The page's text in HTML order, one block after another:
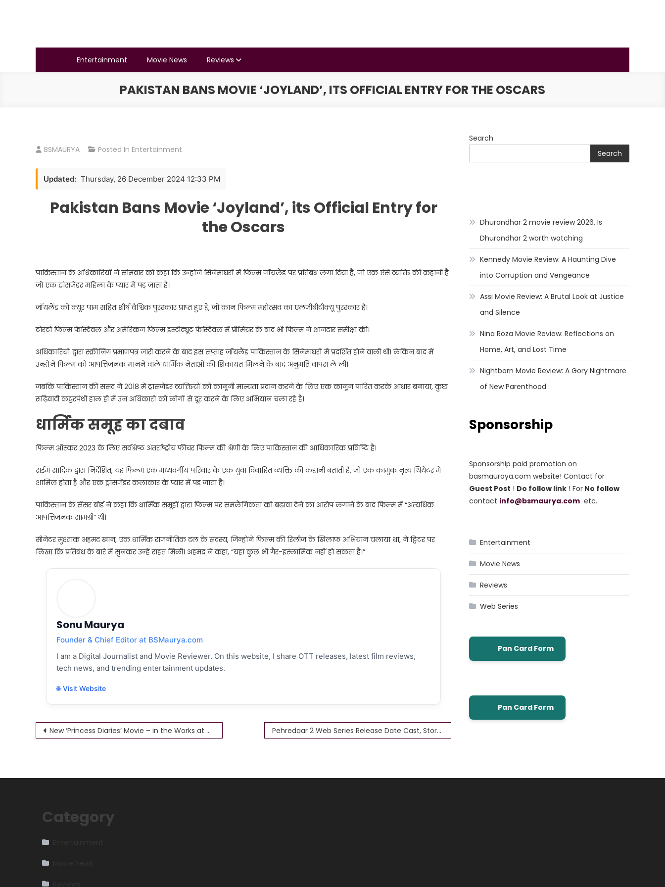
BSMAURYA
Entertainment
Movie News Reviews
PAKISTAN BANS MOVIE ‘JOYLAND’, ITS OFFICIAL ENTRY FOR THE OSCARS
BSMAURYA Posted In Entertainment
Updated: Thursday, 26 December 2024 12:33 PM
Pakistan Bans Movie ‘Joyland’, its Official Entry for
the Oscars
पाकिस्तान के अधिकारियों ने सोमवार को कहा कि उन्होंने सिनेमाघरों में फिल्म जॉयलैंड पर प्रतिबंध लगा दिया है, जो एक ऐसे व्यक्ति की कहानी है
जो एक ट्रांसजेंडर महिला के प्यार में पड़ जाता है।
जॉयलैंड को क्यूर पाम सहित शीर्ष वैश्विक पुरस्कार प्राप्त हुए हैं, जो कान फिल्म महोत्सव का एलजीबीटीक्यू पुरस्कार है।
टोरंटो फिल्म फेस्टिवल और अमेरिकन फिल्म इंस्टीट्यूट फेस्टिवल में प्रीमियर के बाद भी फिल्म ने शानदार समीक्षा की।
अधिकारियों द्वारा स्क्रीनिंग प्रमाणपत्र जारी करने के बाद इस सप्ताह जॉयलैंड पाकिस्तान के सिनेमाघरों में प्रदर्शित होने वाली थी। लेकिन बाद में
उन्होंने फिल्म को आपत्तिजनक मानने वाले धार्मिक नेताओं की शिकायत मिलने के बाद अनुमति वापस ले ली।
जबकि पाकिस्तान की संसद ने 2018 में ट्रांसजेंडर व्यक्तियों को कानूनी मान्यता प्रदान करने के लिए एक कानून पारित करके आधार बनाया, कुछ
रूढ़िवादी कट्टरपंथी हाल ही में उन अधिकारों को लोगों से दूर करने के लिए अभियान चला रहे हैं।
धार्मिक समूह का दबाव
फिल्म ऑस्कर 2023 के लिए सर्वश्रेष्ठ अंतर्राष्ट्रीय फीचर फिल्म की श्रेणी के लिए पाकिस्तान की आधिकारिक प्रविष्टि है।
सईम सादिक द्वारा निर्देशित, यह फिल्म एक मध्यवर्गीय परिवार के एक युवा विवाहित व्यक्ति की कहानी बताती है, जो एक कामुक नृत्य थियेटर में
शामिल होता है और एक ट्रांसजेंडर कलाकार के प्यार में पड़ जाता है।
पाकिस्तान के सेंसर बोर्ड ने कहा कि धार्मिक समूहों द्वारा फिल्म पर समलैंगिकता को बढ़ावा देने का आरोप लगाने के बाद फिल्म में “अत्यधिक
आपत्तिजनक सामग्री” थी।
सीनेटर मुश्ताक अहमद खान, एक धार्मिक राजनीतिक दल के सदस्य, जिन्होंने फिल्म की रिलीज के खिलाफ अभियान चलाया था, ने ट्विटर पर
लिखा कि प्रतिबंध के बारे में सुनकर उन्हें राहत मिली। अहमद ने कहा, “यहां कुछ भी गैर-इस्लामिक नहीं हो सकता है।”
Sonu Maurya
Founder & Chief Editor at BSMaurya.com
I am a Digital Journalist and Movie Reviewer. On this website, I share OTT releases, latest film reviews,
tech news, and trending entertainment updates.
🌐 Visit Website
Post
New ‘Princess Diaries’ Movie – in the Works at Disney Pehredaar 2 Web Series Release Date Cast, Story,
Search
Search
Dhurandhar 2 movie review 2026, Is
Dhurandhar 2 worth watching
Kennedy Movie Review: A Haunting Dive
into Corruption and Vengeance
Assi Movie Review: A Brutal Look at Justice
and Silence
Nina Roza Movie Review: Reflections on
Home, Art, and Lost Time
Nightborn Movie Review: A Gory Nightmare
of New Parenthood
Sponsorship
Sponsorship paid promotion on
basmauraya.com website! Contact for
Guest Post ! Do follow link ! For No follow
contact info@bsmaurya.com etc.
Entertainment
Movie News
Reviews
Web Series
Pan Card Form
Pan Card Form
Category